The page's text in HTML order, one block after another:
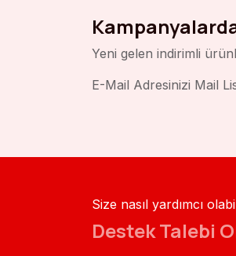
Yeni gelen indirimli
E-Mail Adresinizi Mail
Size nasıl yardımcı
Destek Talebi